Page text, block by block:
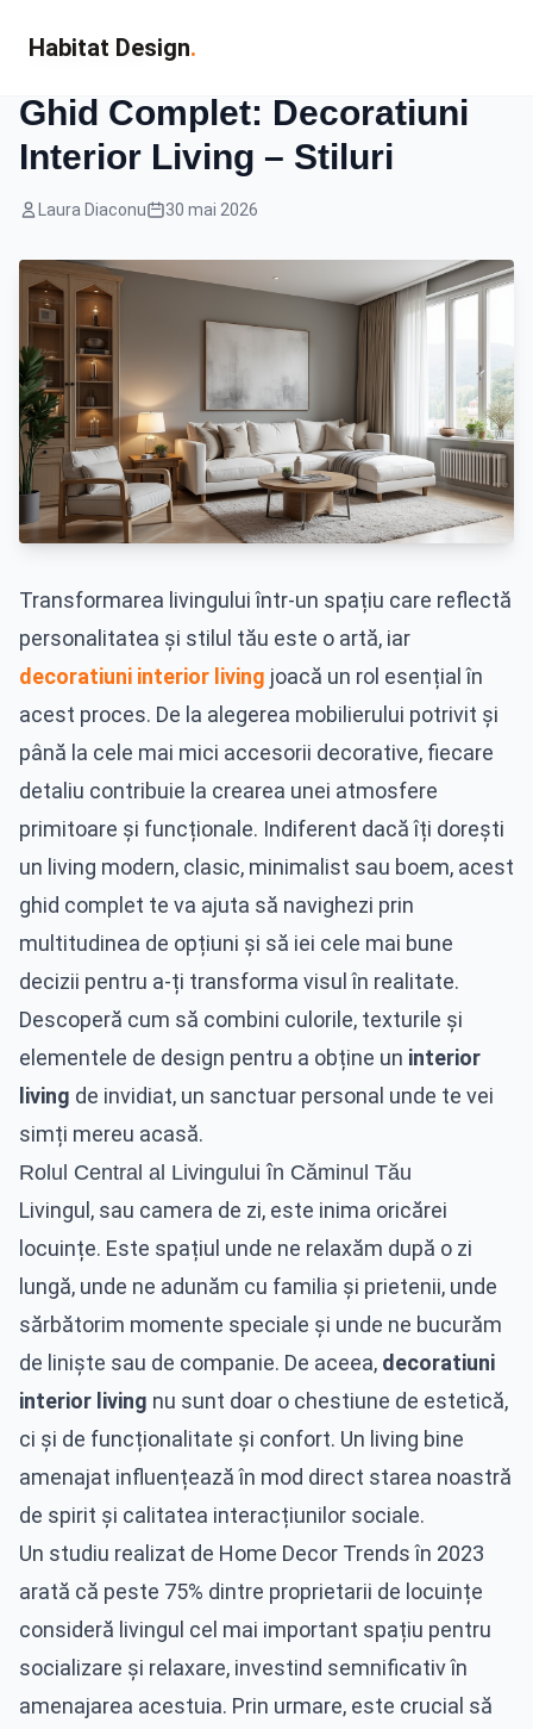
Habitat Design.
Design Interior
Ghid Complet: Decoratiuni
Interior Living – Stiluri
Laura Diaconu 30 mai 2026
Transformarea livingului într-un spațiu care reflectă
personalitatea și stilul tău este o artă, iar
decoratiuni interior living joacă un rol esențial în
acest proces. De la alegerea mobilierului potrivit și
până la cele mai mici accesorii decorative, fiecare
detaliu contribuie la crearea unei atmosfere
primitoare și funcționale. Indiferent dacă îți dorești
un living modern, clasic, minimalist sau boem, acest
ghid complet te va ajuta să navighezi prin
multitudinea de opțiuni și să iei cele mai bune
decizii pentru a-ți transforma visul în realitate.
Descoperă cum să combini culorile, texturile și
elementele de design pentru a obține un interior
living de invidiat, un sanctuar personal unde te vei
simți mereu acasă.
Rolul Central al Livingului în Căminul Tău
Livingul, sau camera de zi, este inima oricărei
locuințe. Este spațiul unde ne relaxăm după o zi
lungă, unde ne adunăm cu familia și prietenii, unde
sărbătorim momente speciale și unde ne bucurăm
de liniște sau de companie. De aceea, decoratiuni
interior living nu sunt doar o chestiune de estetică,
ci și de funcționalitate și confort. Un living bine
amenajat influențează în mod direct starea noastră
de spirit și calitatea interacțiunilor sociale.
Un studiu realizat de Home Decor Trends în 2023
arată că peste 75% dintre proprietarii de locuințe
consideră livingul cel mai important spațiu pentru
socializare și relaxare, investind semnificativ în
amenajarea acestuia. Prin urmare, este crucial să